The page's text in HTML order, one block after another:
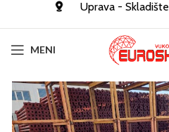
Uprava - Skladište
MENI